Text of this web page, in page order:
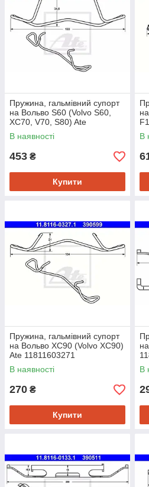
Пружина, гальмівний супорт
на Вольво S60 (Volvo S60,
XC70, V70, S80) Ate
11811602361
В наявності
453 ₴
Купити
В
Пружина, гальмівний супорт
на Вольво XC90 (Volvo XC90)
Ate 11811603271
В наявності
270 ₴
Купити
В